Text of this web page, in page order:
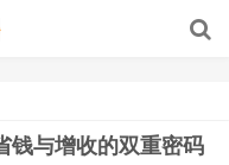
钱与增收的双重密码